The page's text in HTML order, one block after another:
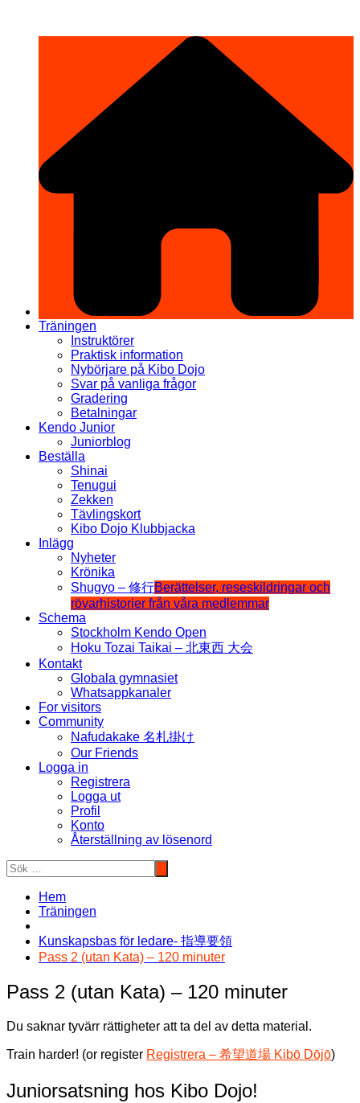
Träningen
Instruktörer
Praktisk information
Nybörjare på Kibo Dojo
Svar på vanliga frågor
Gradering
Betalningar
Kendo Junior
Juniorblog
Beställa
Shinai
Tenugui
Zekken
Tävlingskort
Kibo Dojo Klubbjacka
Inlägg
Nyheter
Krönika
Shugyo – 修行Berättelser, reseskildringar och
rövarhistorier från våra medlemmar
Schema
Stockholm Kendo Open
Hoku Tozai Taikai – 北東西 大会
Kontakt
Globala gymnasiet
Whatsappkanaler
For visitors
Community
Nafudakake 名札掛け
Our Friends
Logga in
Registrera
Logga ut
Profil
Konto
Återställning av lösenord
Hem
Träningen
Kunskapsbas för ledare- 指導要領
Pass 2 (utan Kata) – 120 minuter
Pass 2 (utan Kata) – 120 minuter
Du saknar tyvärr rättigheter att ta del av detta material.
Train harder! (or register Registrera – 希望道場 Kibō Dōjō)
Juniorsatsning hos Kibo Dojo!